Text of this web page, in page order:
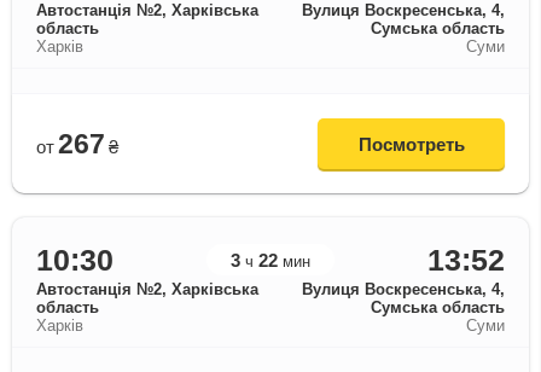
Автостанція №2, Харківська
область
Вулиця Воскресенська, 4,
Сумська область
Харків
Суми
от 267 ₴ Посмотреть
10:30 3 ч 22 мин 13:52
Автостанція №2, Харківська
область
Вулиця Воскресенська, 4,
Сумська область
Харків
Суми